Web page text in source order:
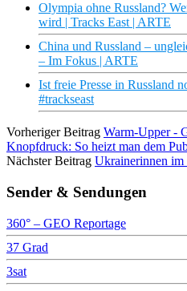
Olympia ohne Russland?
wird | Tracks East | ARTE
China und Russland –
– Im Fokus | ARTE
Ist freie Presse in Russland
#trackseast
Vorheriger Beitrag Warm-Upper -
Knopfdruck: So heizt man dem
Nächster Beitrag Ukrainerinnen
Sender & Sendungen
360° – GEO Reportage
37 Grad
3sat